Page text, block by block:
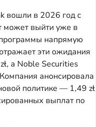
вошли в 2026 год с
может выйти уже в
напрямую
эти ожидания
а Noble Securities
анонсировала
политике — 1,49 zł
выплат по